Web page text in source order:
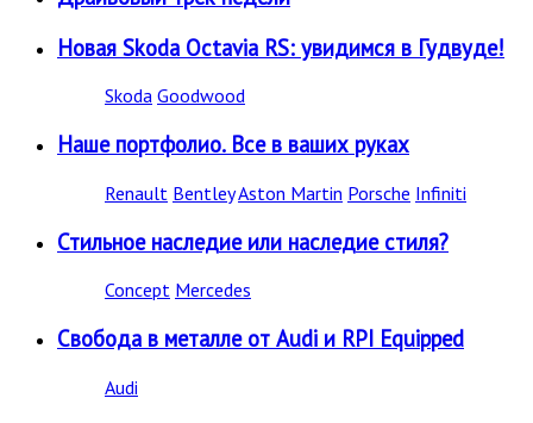
Новая Skoda Octavia RS: увидимся в Гудвуде!
Skoda Goodwood
Наше портфолио. Все в ваших руках
Renault BentleyAston Martin Porsche Infiniti
Стильное наследие или наследие стиля?
Concept Mercedes
Свобода в металле от Audi и RPI Equipped
Audi